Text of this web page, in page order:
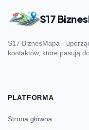
S17
S17 BiznesMapa -
kontaktów, które pasują
PLATFORMA
Strona główna